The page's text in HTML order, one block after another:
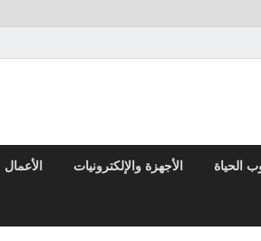
الحياة الأجهزة والإلكترونيات الأعمال